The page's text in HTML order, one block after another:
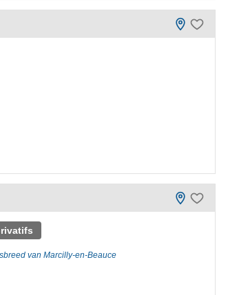
van Marcilly-en-Beauce